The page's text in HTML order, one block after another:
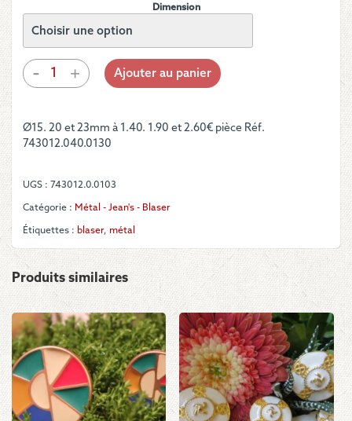
prix :
à
2.60€
Dimension
-
quantité
de
Blason
en
et
argent
+ Ajouter au panier
Ø15. 20 et 23mm à 1.40. 1.90 et 2.60€ pièce Réf.
743012.040.0130
UGS : 743012.0.0103
Catégorie : Métal - Jean's - Blaser
Étiquettes : blaser, métal
Produits similaires